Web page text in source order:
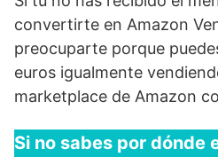
convertirte en Amazon
preocuparte porque
euros igualmente
marketplace de Amazon
Si no sabes por dónde